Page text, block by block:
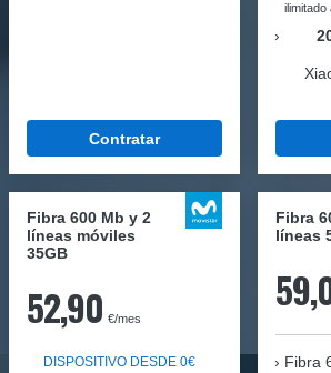
Contratar
ilimitado
Fibra 600 Mb y 2
líneas móviles
35GB
52,90 €/mes
DISPOSITIVO DESDE 0€
Fibra
líneas
Fibra